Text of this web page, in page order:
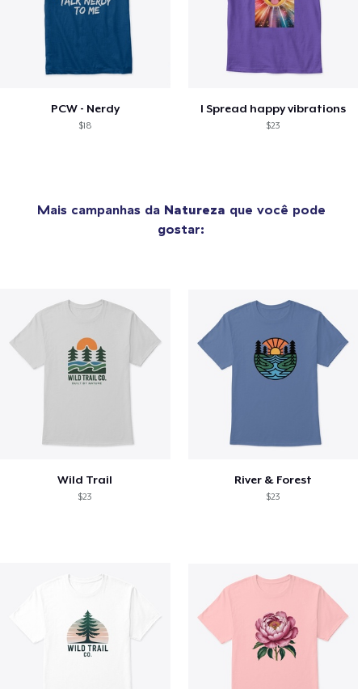
PCW - Nerdy
$18
I Spread happy vibrations
$23
Mais campanhas da Natureza que você pode
gostar:
Wild Trail
$23
River & Forest
$23